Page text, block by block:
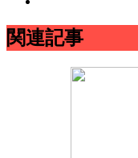
関連記事